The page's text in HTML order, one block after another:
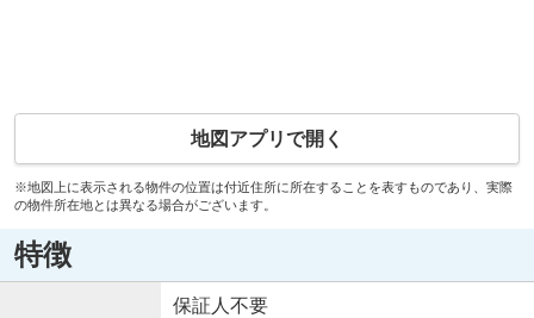
地図アプリで開く
※地図上に表示される物件の位置は付近住所に所在することを表すものであり、実際
の物件所在地とは異なる場合がございます。
特徴
保証人不要